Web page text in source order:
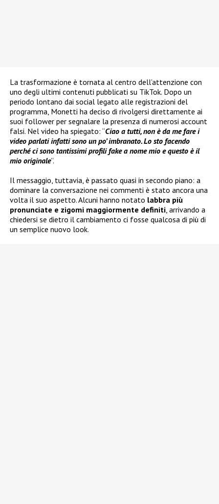
La trasformazione è tornata al centro dell’attenzione con
uno degli ultimi contenuti pubblicati su TikTok. Dopo un
periodo lontano dai social legato alle registrazioni del
programma, Monetti ha deciso di rivolgersi direttamente ai
suoi follower per segnalare la presenza di numerosi account
falsi. Nel video ha spiegato: “Ciao a tutti, non è da me fare i
video parlati infatti sono un po’ imbranato. Lo sto facendo
perché ci sono tantissimi profili fake a nome mio e questo è il
mio originale”.
Il messaggio, tuttavia, è passato quasi in secondo piano: a
dominare la conversazione nei commenti è stato ancora una
volta il suo aspetto. Alcuni hanno notato labbra più
pronunciate e zigomi maggiormente definiti , arrivando a
chiedersi se dietro il cambiamento ci fosse qualcosa di più di
un semplice nuovo look.